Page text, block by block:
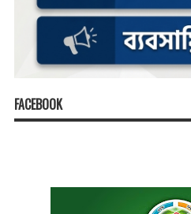
FACEBOOK